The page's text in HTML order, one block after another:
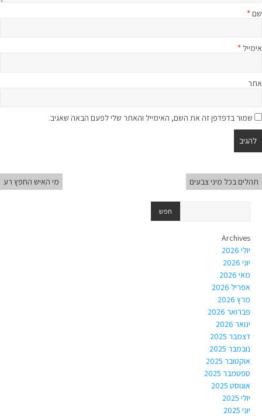
שם*
אימייל *
אתר
שמור בדפדפן זה את השם, האימייל והאתר שלי לפעם הבאה שאגיב.
תהלים בכל מיני צבעים מי האיש החפץ רע
Archives
יולי 2026
יוני 2026
מאי 2026
אפריל 2026
מרץ 2026
פברואר 2026
ינואר 2026
דצמבר 2025
נובמבר 2025
אוקטובר 2025
ספטמבר 2025
אוגוסט 2025
יולי 2025
יוני 2025